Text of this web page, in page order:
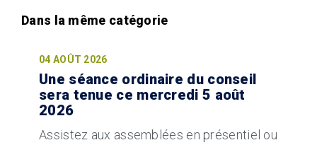
04 AOÛT 2026
Une séance ordinaire du conseil
sera tenue ce mercredi 5 août
2026
Assistez aux assemblées en présentiel ou